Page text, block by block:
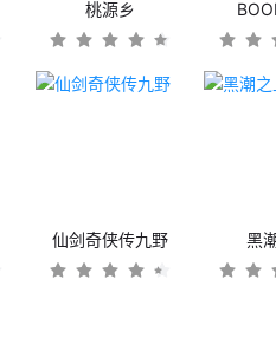
桃源乡
仙剑奇侠传九野 黑